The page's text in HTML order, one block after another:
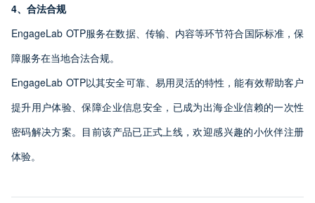
4、合法合规
EngageLab OTP服务在数据、传输、内容等环节符合国际标准，保
障服务在当地合法合规。
EngageLab OTP以其安全可靠、易用灵活的特性，能有效帮助客户
提升用户体验、保障企业信息安全，已成为出海企业信赖的一次性
密码解决方案。目前该产品已正式上线，欢迎感兴趣的小伙伴注册
体验。